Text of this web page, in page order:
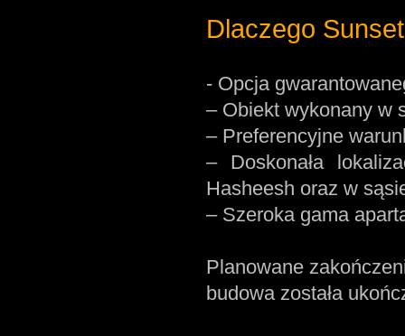
Dlaczego
- Opcja
– Obiekt wykonany w
– Preferencyjne
– Doskonała
Hasheesh oraz w
– Szeroka gama
Planowane
budowa została